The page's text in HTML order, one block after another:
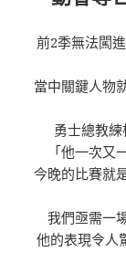
前2季無法闖
當中關鍵人物
勇士總教
「他一次又
今晚的比賽就
我們亟需一
他的表現令人